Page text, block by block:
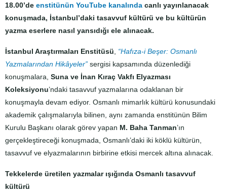
18.00’de enstitünün YouTube kanalında canlı yayınlanacak
konuşmada, İstanbul’daki tasavvuf kültürü ve bu kültürün
yazma eserlere nasıl yansıdığı ele alınacak.
İstanbul Araştırmaları Enstitüsü
“Hafıza-i Beşer: Osmanlı
Yazmalarından Hikâyeler” sergisi kapsamında düzenlediği
konuşmalara, Suna ve İnan Kıraç Vakfı Elyazması
Koleksiyonu’ndaki tasavvuf yazmalarına odaklanan bir
konuşmayla devam ediyor. Osmanlı mimarlık kültürü konusundaki
akademik çalışmalarıyla bilinen, aynı zamanda enstitünün Bilim
Kurulu Başkanı olarak görev yapan M. Baha Tanman’ın
gerçekleştireceği konuşmada, Osmanlı’daki iki köklü kültürün,
tasavvuf ve elyazmalarının birbirine etkisi mercek altına alınacak.
Tekkelerde üretilen yazmalar ışığında Osmanlı tasavvuf
kültürü